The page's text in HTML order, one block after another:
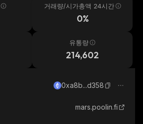
거래량/시가총액 24시간
0%
유통량
214,602
0xa8b...d358
mars.poolin.fi